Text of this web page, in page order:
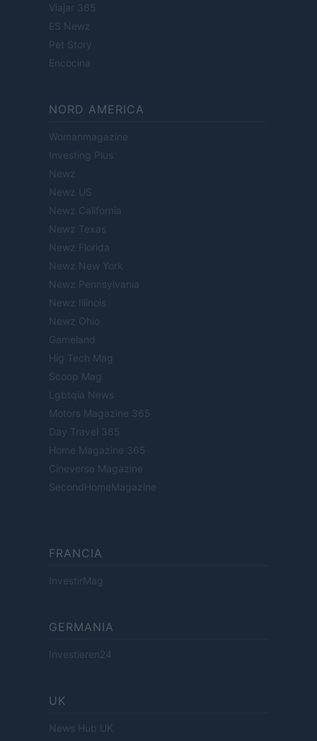
Viajar 365
ES Newz
Pet Story
Encocina
NORD AMERICA
Womanmagazine
Investing Plus
Newz
Newz US
Newz California
Newz Texas
Newz Florida
Newz New York
Newz Pennsylvania
Newz Illinois
Newz Ohio
Gameland
Hig Tech Mag
Scoop Mag
Lgbtqia News
Motors Magazine 365
Day Travel 365
Home Magazine 365
Cineverse Magazine
SecondHomeMagazine
FRANCIA
InvestirMag
GERMANIA
Investieren24
UK
News Hub UK